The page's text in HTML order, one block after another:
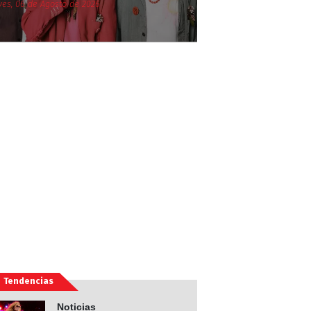
06 de Agosto de 2026
Tendencias
Noticias